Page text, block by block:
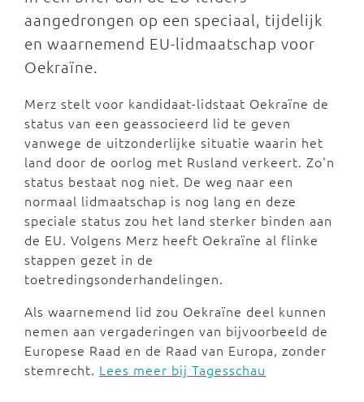
aangedrongen op een speciaal, tijdelijk
en waarnemend EU-lidmaatschap voor
Oekraïne.
Merz stelt voor kandidaat-lidstaat Oekraïne de
status van een geassocieerd lid te geven
vanwege de uitzonderlijke situatie waarin het
land door de oorlog met Rusland verkeert. Zo'n
status bestaat nog niet. De weg naar een
normaal lidmaatschap is nog lang en deze
speciale status zou het land sterker binden aan
de EU. Volgens Merz heeft Oekraïne al flinke
stappen gezet in de
toetredingsonderhandelingen.
Als waarnemend lid zou Oekraïne deel kunnen
nemen aan vergaderingen van bijvoorbeeld de
Europese Raad en de Raad van Europa, zonder
stemrecht. Lees meer bij Tagesschau